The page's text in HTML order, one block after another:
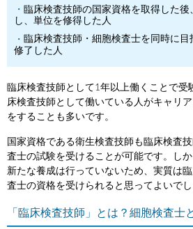
臨床検査技師の国家資格を取得した
し、単位を修得した人
臨床検査技師・細胞検査士を同時に
修了した人
臨床検査技師として1年以上働くことで受
床検査技師として働いている人がキャリ
をすることも多いです。
国家資格である衛生検査技師も臨床検査
査士の試験を受けることが可能です。し
新たな養成は行っていないため、実質は
査士の資格を受けられると思ってよいでし
「臨床検査技師」とは？細胞検査士